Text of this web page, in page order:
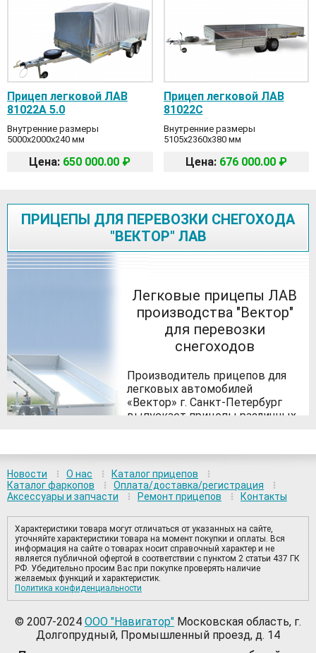
Прицеп легковой ЛАВ
81022А 5.0
Внутренние размеры
5000x2000x240 мм
Цена: 650 000.00 ₽
Прицеп легковой ЛАВ
81022C
Внутренние размеры
5105x2360x380 мм
Цена: 676 000.00 ₽
ПРИЦЕПЫ ДЛЯ ПЕРЕВОЗКИ СНЕГОХОДА
"ВЕКТОР" ЛАВ
Легковые прицепы ЛАВ
производства "Вектор"
для перевозки
снегоходов
Производитель прицепов для
легковых автомобилей
«Вектор» г. Санкт-Петербург
выпускает прицепы различных
ЛАВ в их прочной сварной раме,
которая позволяет перевозить
тяжелые грузы на легковом
прицепе.
Прицепы для перевозки
снегоходов представлены в
широком ассортименте, с
различными вариантами длины,
и, что более важно, – ширины
кузова. Это позволяет
перевозить на прицепе 1й-2х, а
единиц мототехники. Для
погрузки/выгрузки техники
Новости О нас
Каталог прицепов
Каталог фаркопов
Оплата/доставка/регистрация
Аксессуары и запчасти
Ремонт прицепов Контакты
Характеристики товара могут отличаться от указанных на сайте,
уточняйте характеристики товара на момент покупки и оплаты. Вся
информация на сайте о товарах носит справочный характер и не
является публичной офертой в соответствии с пунктом 2 статьи 437 ГК
РФ. Убедительно просим Вас при покупке проверять наличие
желаемых функций и характеристик.
Политика конфиденциальности
© 2007-2024 ООО "Навигатор" Московская область, г.
Долгопрудный, Промышленный проезд, д. 14